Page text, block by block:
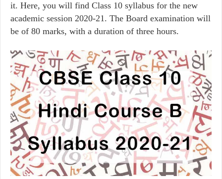
it. Here, you will find Class 10 syllabus for the new
academic session 2020-21. The Board examination will
be of 80 marks, with a duration of three hours.